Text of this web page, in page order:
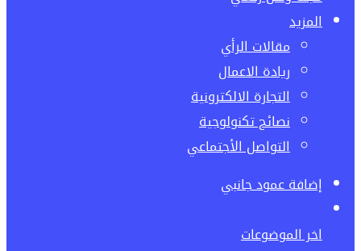
المزيد
مقالات الرأي
ريادة الاعمال
التجارة الالكترونية
نصائح تكنولوجية
التواصل الأجتماعي
إضافة عمود جانبي
اخر الموضوعات